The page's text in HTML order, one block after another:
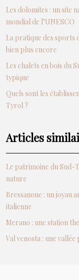
Les dolomites : un site
mondial de l’UNESCO
La pratique des sports
bien plus encore
Les chalets en bois du
typique
Quels sont les
Tyrol ?
Articles
Le patrimoine du Sud-
nature
Bressanone : un joyau
italienne
Merano : une station
Val venosta : une